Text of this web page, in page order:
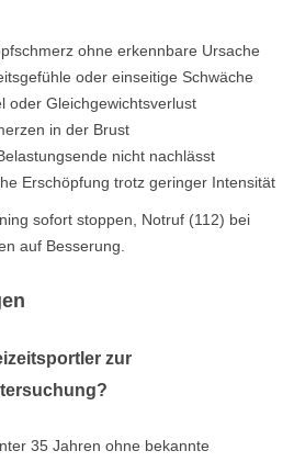
ohne erkennbare Ursache
oder einseitige Schwäche
oder Gleichgewichtsverlust
in der Brust
nicht nachlässt
Erschöpfung trotz geringer Intensität
sofort stoppen, Notruf (112) bei
auf Besserung.
zur
35 Jahren ohne bekannte